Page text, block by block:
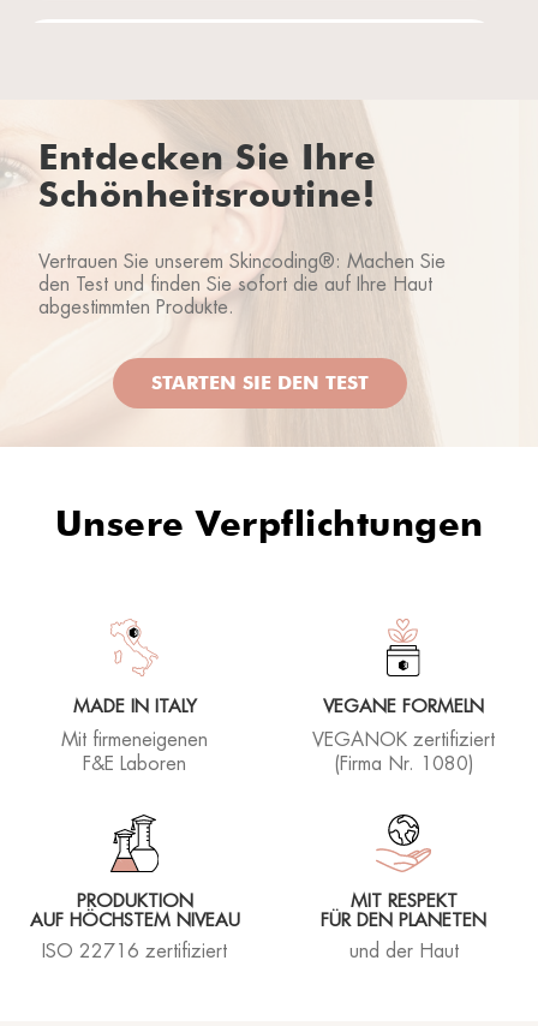
Rhea lover 23/04/2026
Rhea lover
Buonissimo
Rhea lover 23/10/2025
Entdecken Sie Ihre
Schönheitsroutine!
Vertrauen Sie unserem Skincoding®: Machen Sie
den Test und finden Sie sofort die auf Ihre Haut
abgestimmten Produkte.
STARTEN SIE DEN TEST
Unsere Verpflichtungen
MADE IN ITALY
Mit firmeneigenen
F&E Laboren
VEGANE FORMELN
VEGANOK zertifiziert
(Firma Nr. 1080)
PRODUKTION
AUF HÖCHSTEM NIVEAU
ISO 22716 zertifiziert
MIT RESPEKT
FÜR DEN PLANETEN
und der Haut